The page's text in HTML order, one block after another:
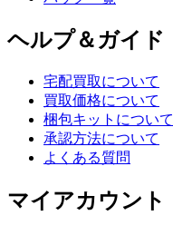
ヘルプ＆ガイド
宅配買取について
買取価格について
梱包キットについて
承認方法について
よくある質問
マイアカウント